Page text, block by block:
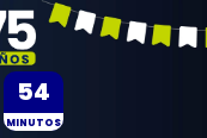
54
MINUTOS